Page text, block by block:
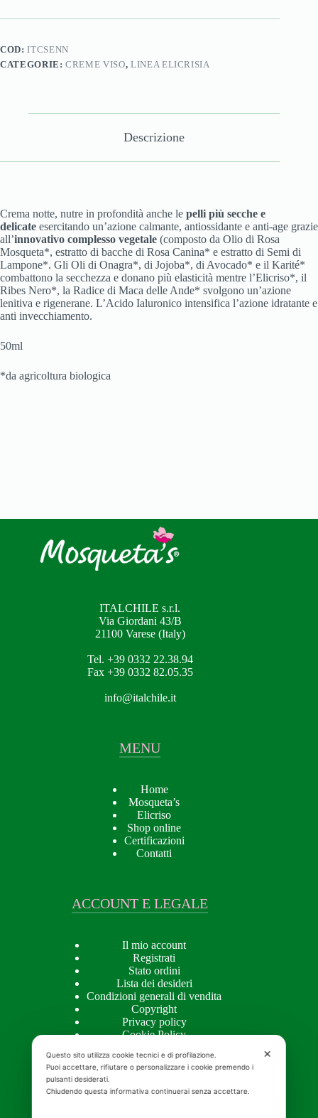
COD:ITCSENN
CATEGORIE:CREME VISO, LINEA ELICRISIA
Descrizione
Crema notte, nutre in profondità anche le pelli più secche e
delicate esercitando un’azione calmante, antiossidante e anti-age grazie
all’innovativo complesso vegetale (composto da Olio di Rosa
Mosqueta*, estratto di bacche di Rosa Canina* e estratto di Semi di
Lampone*. Gli Oli di Onagra*, di Jojoba*, di Avocado* e il Karité*
combattono la secchezza e donano più elasticità mentre l’Elicriso*, il
Ribes Nero*, la Radice di Maca delle Ande* svolgono un’azione
lenitiva e rigenerane. L’Acido Ialuronico intensifica l’azione idratante e
anti invecchiamento.
50ml
*da agricoltura biologica
ITALCHILE s.r.l.
Via Giordani 43/B
21100 Varese (Italy)
Tel. +39 0332 22.38.94
Fax +39 0332 82.05.35
info@italchile.it
MENU
Home
Mosqueta’s
Elicriso
Shop online
Certificazioni
Contatti
ACCOUNT E LEGALE
Il mio account
Registrati
Stato ordini
Lista dei desideri
Condizioni generali di vendita
Copyright
Privacy policy
Cookie Policy
APPROFONDIMENTI
✕
Questo sito utilizza cookie tecnici e di profilazione.
Puoi accettare, rifiutare o personalizzare i cookie premendo i
pulsanti desiderati.
Chiudendo questa informativa continuerai senza accettare.